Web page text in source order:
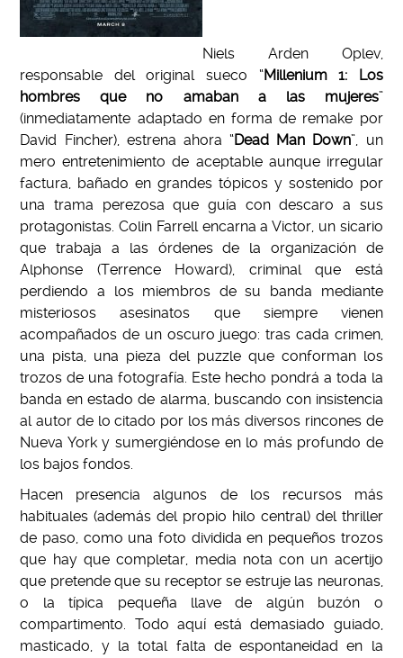
Niels Arden Oplev,
responsable del original sueco “Millenium 1: Los
hombres que no amaban a las mujeres”
(inmediatamente adaptado en forma de remake por
David Fincher), estrena ahora “Dead Man Down”, un
mero entretenimiento de aceptable aunque irregular
factura, bañado en grandes tópicos y sostenido por
una trama perezosa que guía con descaro a sus
protagonistas. Colin Farrell encarna a Victor, un sicario
que trabaja a las órdenes de la organización de
Alphonse (Terrence Howard), criminal que está
perdiendo a los miembros de su banda mediante
misteriosos asesinatos que siempre vienen
acompañados de un oscuro juego: tras cada crimen,
una pista, una pieza del puzzle que conforman los
trozos de una fotografía. Este hecho pondrá a toda la
banda en estado de alarma, buscando con insistencia
al autor de lo citado por los más diversos rincones de
Nueva York y sumergiéndose en lo más profundo de
los bajos fondos.
Hacen presencia algunos de los recursos más
habituales (además del propio hilo central) del thriller
de paso, como una foto dividida en pequeños trozos
que hay que completar, media nota con un acertijo
que pretende que su receptor se estruje las neuronas,
o la típica pequeña llave de algún buzón o
compartimento. Todo aquí está demasiado guiado,
masticado, y la total falta de espontaneidad en la